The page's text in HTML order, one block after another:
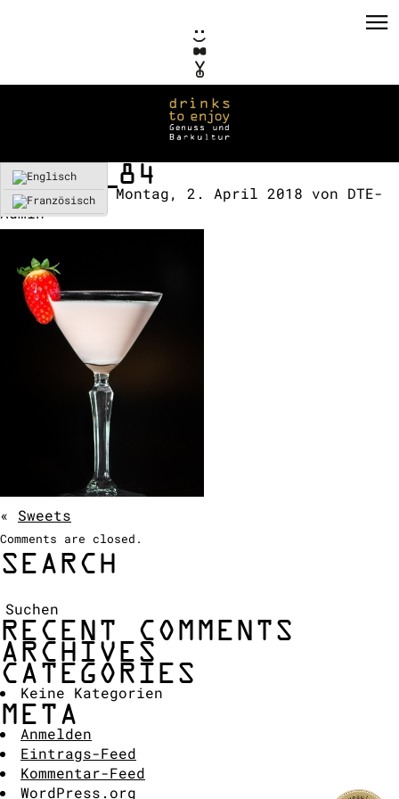
CORPORATE EVENTS
KONZEPTE / CONSULTING
REFERENZEN
VERMIETUNG
TEAM / KONTAKT
COCKTAIL SHOW
ANFRAGE
SWEET_84
Erstellt am:Montag, 2. April 2018 von DTE-
Admin
« Sweets
Comments are closed.
SEARCH
RECENT COMMENTS
ARCHIVES
CATEGORIES
Keine Kategorien
META
Anmelden
Eintrags-Feed
Kommentar-Feed
WordPress.org